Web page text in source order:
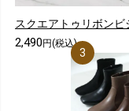
2,490 円(税込)